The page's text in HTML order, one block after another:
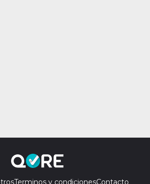
Terminos y condicionesContacto